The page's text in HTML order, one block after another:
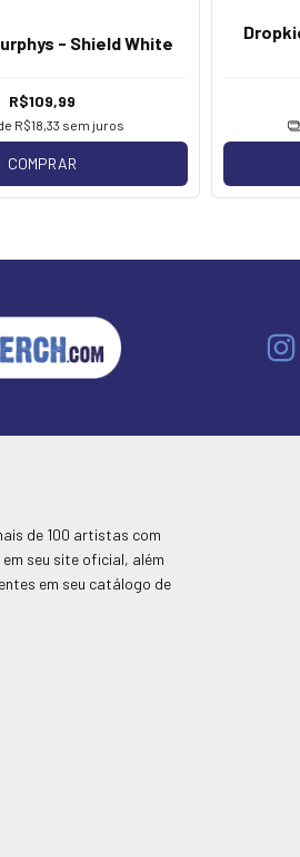
- Shield White
R$109,99
R$18,33 sem juros
COMPRAR
de 100 artistas com
seu site oficial, além
em seu catálogo de